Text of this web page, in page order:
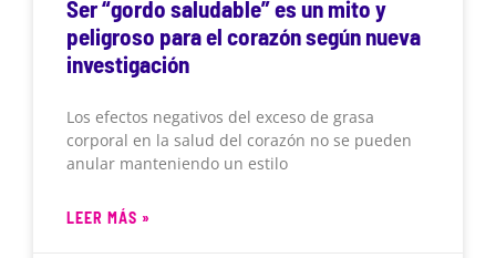
Ser “gordo saludable” es un mito y
peligroso para el corazón según nueva
investigación
Los efectos negativos del exceso de grasa
corporal en la salud del corazón no se pueden
anular manteniendo un estilo
LEER MÁS »